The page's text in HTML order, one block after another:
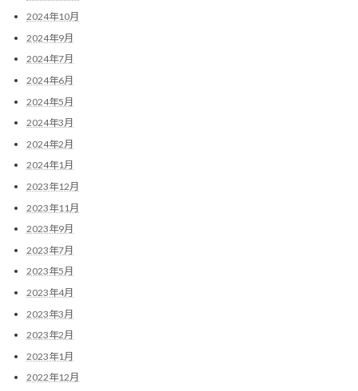
2024年10月
2024年9月
2024年7月
2024年6月
2024年5月
2024年3月
2024年2月
2024年1月
2023年12月
2023年11月
2023年9月
2023年7月
2023年5月
2023年4月
2023年3月
2023年2月
2023年1月
2022年12月